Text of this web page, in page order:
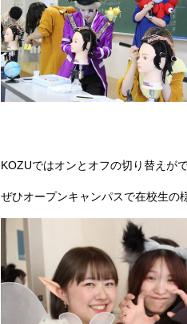
KOZUではオンとオフの切り替えが
ぜひオープンキャンパスで在校生の